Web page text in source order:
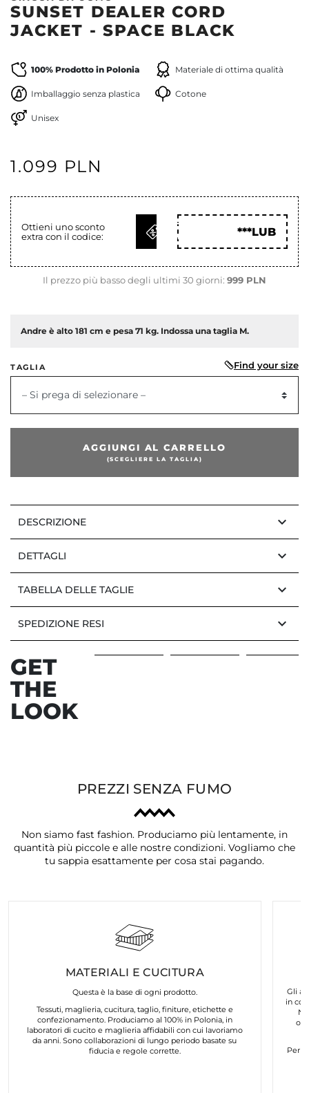
SUNSET DEALER CORD
JACKET - SPACE BLACK
100% Prodotto in Polonia Materiale di ottima qualità
Imballaggio senza plastica Cotone
Unisex
1.099 PLN
Ottieni uno sconto
extra con il codice:
OTTIENI
COD
***LUB
Il prezzo più basso degli ultimi 30 giorni: 999 PLN
Andre è alto 181 cm e pesa 71 kg. Indossa una taglia M.
TAGLIA Find your size
– Si prega di selezionare –
AGGIUNGI AL CARRELLO
(SCEGLIERE LA TAGLIA)
DESCRIZIONE keyboard_arrow_down
DETTAGLI keyboard_arrow_down
TABELLA DELLE TAGLIE keyboard_arrow_down
SPEDIZIONE RESI keyboard_arrow_down
GET
THE
LOOK
PREZZI SENZA FUMO
Non siamo fast fashion. Produciamo più lentamente, in
quantità più piccole e alle nostre condizioni. Vogliamo che
tu sappia esattamente per cosa stai pagando.
MATERIALI E CUCITURA
Questa è la base di ogni prodotto.
Tessuti, maglieria, cucitura, taglio, finiture, etichette e
confezionamento. Produciamo al 100% in Polonia, in
laboratori di cucito e maglieria affidabili con cui lavoriamo
da anni. Sono collaborazioni di lungo periodo basate su
fiducia e regole corrette.
Gli
in
Per